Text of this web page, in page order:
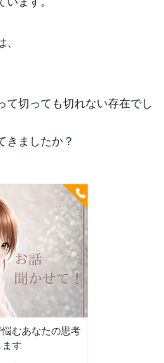
て切っても切れない存在でし
きましたか？
むあなたの思考
す